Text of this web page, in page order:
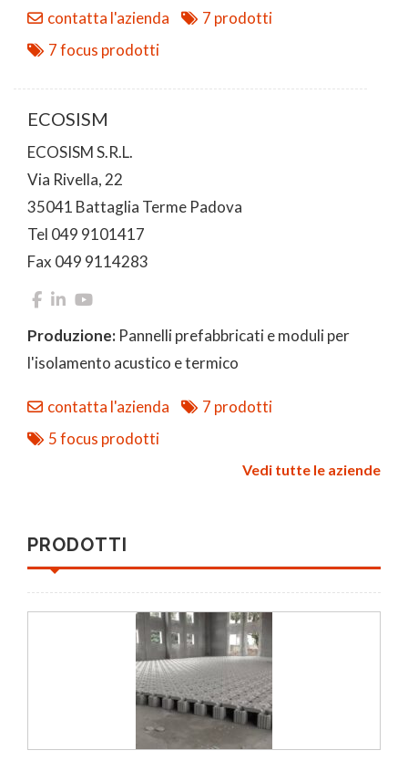
contatta l'azienda
7 prodotti
7 focus prodotti
ECOSISM
ECOSISM S.R.L.
Via Rivella, 22
35041 Battaglia Terme Padova
Tel 049 9101417
Fax 049 9114283
Produzione: Pannelli prefabbricati e moduli per
l'isolamento acustico e termico
contatta l'azienda
7 prodotti
5 focus prodotti
Vedi tutte le aziende
PRODOTTI